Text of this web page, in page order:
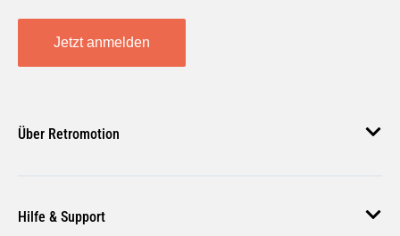
Jetzt anmelden
Über Retromotion
Unsere Jobs
Hilfe & Support